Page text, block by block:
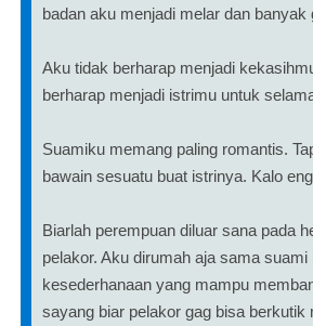
badan aku menjadi melar dan banyak
Aku tidak berharap menjadi
berharap menjadi istrimu untuk
Suamiku memang paling romantis.
bawain sesuatu buat istrinya. Kalo
Biarlah perempuan diluar sana pada
pelakor. Aku dirumah aja sama suami
kesederhanaan yang mampu
sayang biar pelakor gag bisa berkutik